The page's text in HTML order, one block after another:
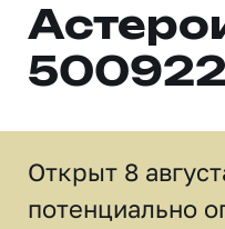
500922
Открыт 8
потенциально